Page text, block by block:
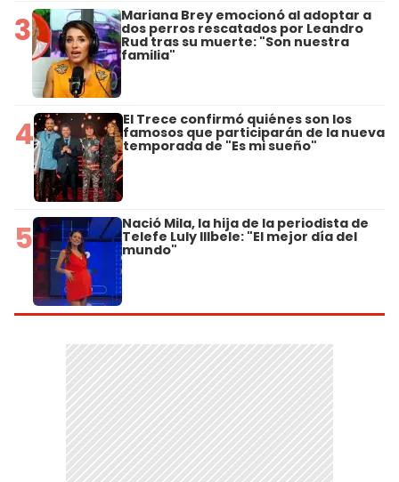
3 Mariana Brey emocionó al adoptar a
dos perros rescatados por Leandro
Rud tras su muerte: "Son nuestra
familia"
4 El Trece confirmó quiénes son los
famosos que participarán de la nueva
temporada de "Es mi sueño"
5 Nació Mila, la hija de la periodista de
Telefe Luly Illbele: "El mejor día del
mundo"